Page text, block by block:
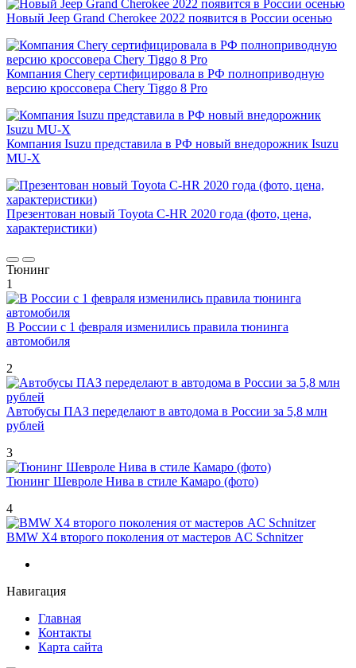
Новый Jeep Grand Cherokee 2022 появится в России осенью
Компания Chery сертифицировала в РФ полноприводную
версию кроссовера Chery Tiggo 8 Pro
Компания Isuzu представила в РФ новый внедорожник Isuzu
MU-X
Презентован новый Toyota C-HR 2020 года (фото, цена,
характеристики)
Тюнинг
1
В России с 1 февраля изменились правила тюнинга
автомобиля
2
Автобусы ПАЗ переделают в автодома в России за 5,8 млн
рублей
3
Тюнинг Шевроле Нива в стиле Камаро (фото)
4
BMW X4 второго поколения от мастеров AC Schnitzer
Навигация
Главная
Контакты
Карта сайта